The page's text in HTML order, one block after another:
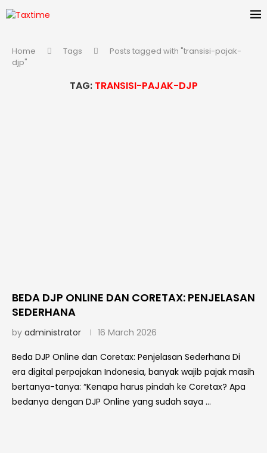
Home Tags
Posts tagged with "transisi-pajak-
djp"
TAG: TRANSISI-PAJAK-DJP
BEDA DJP ONLINE DAN CORETAX: PENJELASAN
SEDERHANA
by administrator 16 March 2026
Beda DJP Online dan Coretax: Penjelasan Sederhana Di
era digital perpajakan Indonesia, banyak wajib pajak masih
bertanya-tanya: “Kenapa harus pindah ke Coretax? Apa
bedanya dengan DJP Online yang sudah saya …